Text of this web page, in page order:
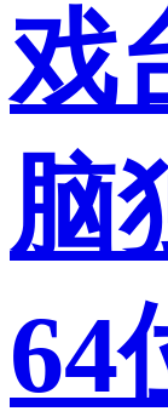
戏
脑
64